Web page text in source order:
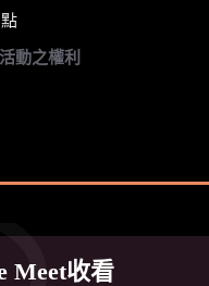
動之權利
Meet收看